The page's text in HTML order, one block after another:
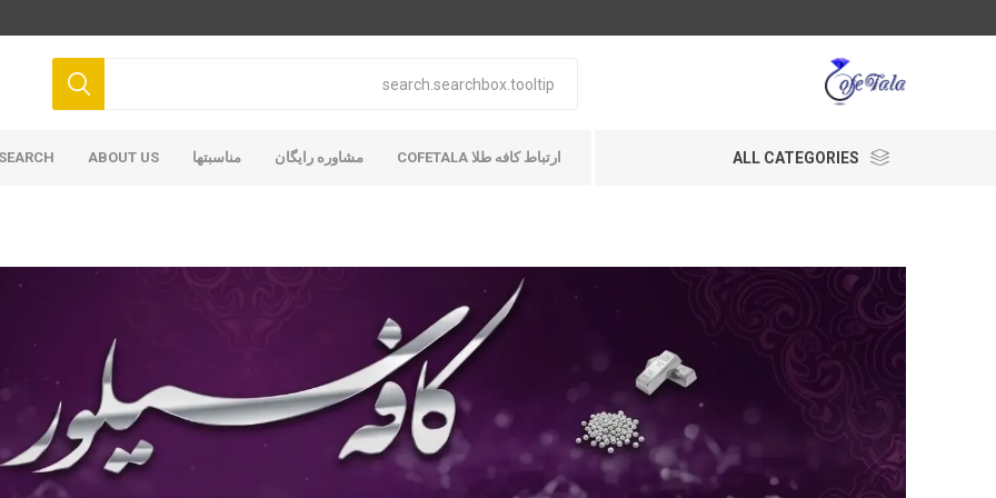
ALL CATEGORIES ارتباط کافه طلا COFETALA مشاوره رایگان مناسبتها ABOUT US
SEARCH